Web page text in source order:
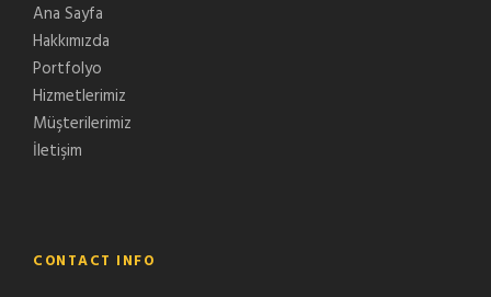
Ana Sayfa
Hakkımızda
Portfolyo
Hizmetlerimiz
Müşterilerimiz
İletişim
CONTACT INFO